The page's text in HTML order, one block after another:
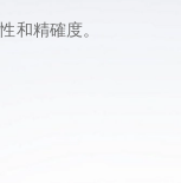
和精確度。